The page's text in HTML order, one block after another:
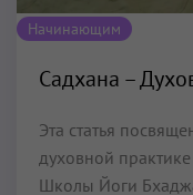
Начинающим
Садхана –
Эта статья
духовной
Школы Йоги